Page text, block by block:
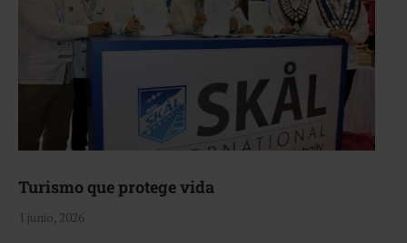
Turismo que protege vida
1 junio, 2026